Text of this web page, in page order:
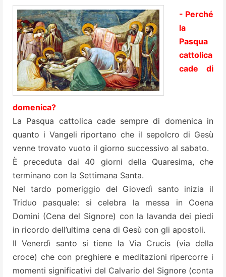
- Perché
la
Pasqua
cattolica
cade di
domenica?
La Pasqua cattolica cade sempre di domenica in
quanto i Vangeli riportano che il sepolcro di Gesù
venne trovato vuoto il giorno successivo al sabato.
È preceduta dai 40 giorni della Quaresima, che
terminano con la Settimana Santa.
Nel tardo pomeriggio del Giovedì santo inizia il
Triduo pasquale: si celebra la messa in Coena
Domini (Cena del Signore) con la lavanda dei piedi
in ricordo dell’ultima cena di Gesù con gli apostoli.
Il Venerdì santo si tiene la Via Crucis (via della
croce) che con preghiere e meditazioni ripercorre i
momenti significativi del Calvario del Signore (conta